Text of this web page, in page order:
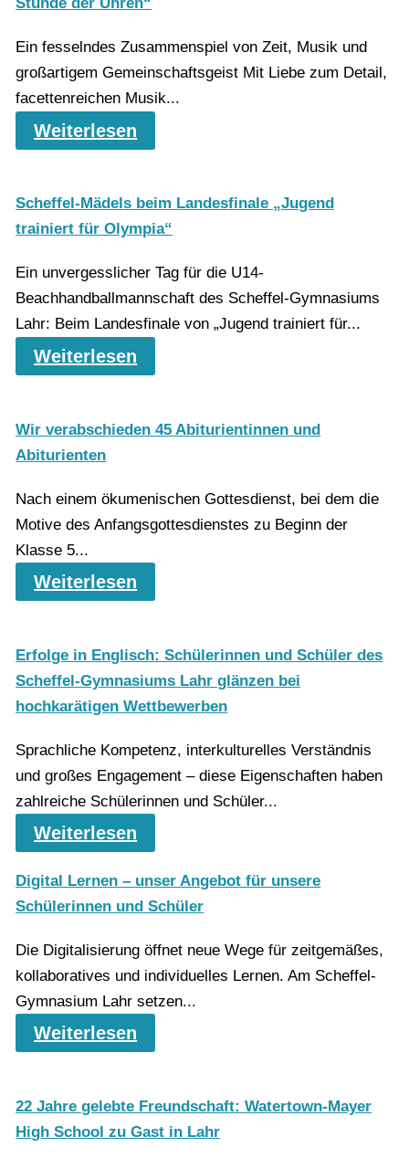
Stunde der Uhren“
Ein fesselndes Zusammenspiel von Zeit, Musik und
großartigem Gemeinschaftsgeist Mit Liebe zum Detail,
facettenreichen Musik...
Weiterlesen
Scheffel-Mädels beim Landesfinale „Jugend
trainiert für Olympia“
Ein unvergesslicher Tag für die U14-
Beachhandballmannschaft des Scheffel-Gymnasiums
Lahr: Beim Landesfinale von „Jugend trainiert für...
Weiterlesen
Wir verabschieden 45 Abiturientinnen und
Abiturienten
Nach einem ökumenischen Gottesdienst, bei dem die
Motive des Anfangsgottesdienstes zu Beginn der
Klasse 5...
Weiterlesen
Erfolge in Englisch: Schülerinnen und Schüler des
Scheffel-Gymnasiums Lahr glänzen bei
hochkarätigen Wettbewerben
Sprachliche Kompetenz, interkulturelles Verständnis
und großes Engagement – diese Eigenschaften haben
zahlreiche Schülerinnen und Schüler...
Weiterlesen
Digital Lernen – unser Angebot für unsere
Schülerinnen und Schüler
Die Digitalisierung öffnet neue Wege für zeitgemäßes,
kollaboratives und individuelles Lernen. Am Scheffel-
Gymnasium Lahr setzen...
Weiterlesen
22 Jahre gelebte Freundschaft: Watertown-Mayer
High School zu Gast in Lahr